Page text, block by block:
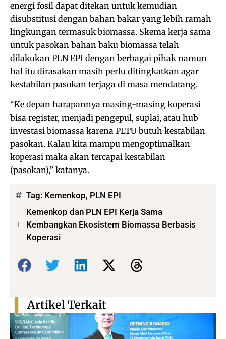
energi fosil dapat ditekan untuk kemudian
disubstitusi dengan bahan bakar yang lebih ramah
lingkungan termasuk biomassa. Skema kerja sama
untuk pasokan bahan baku biomassa telah
dilakukan PLN EPI dengan berbagai pihak namun
hal itu dirasakan masih perlu ditingkatkan agar
kestabilan pasokan terjaga di masa mendatang.
“Ke depan harapannya masing-masing koperasi
bisa register, menjadi pengepul, suplai, atau hub
investasi biomassa karena PLTU butuh kestabilan
pasokan. Kalau kita mampu mengoptimalkan
koperasi maka akan tercapai kestabilan
(pasokan),” katanya.
Tag: Kemenkop, PLN EPI
Kemenkop dan PLN EPI Kerja Sama
Kembangkan Ekosistem Biomassa Berbasis
Koperasi
Bagikan:
Artikel Terkait